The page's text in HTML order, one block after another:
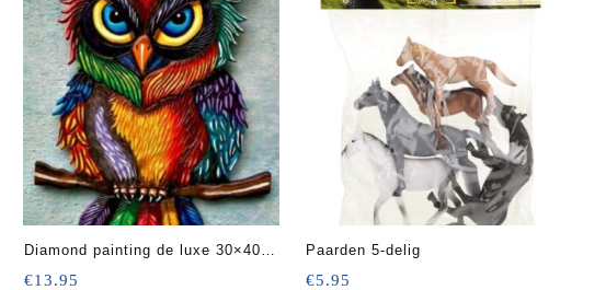
Diamond painting de luxe 30×40
cm – Uil
€13.95
Paarden 5-delig
€5.95